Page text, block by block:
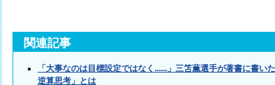
関連記事
「大事なのは目標設定ではなく......」三笘薫選手が著書に書い
逆算思考」とは